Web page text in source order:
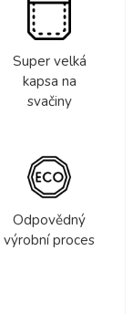
Super velká
kapsa na
svačiny
Odpovědný
výrobní proces